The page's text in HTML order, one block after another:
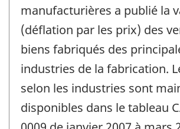
-
manufacturières a publié la
(déflation par les prix) des
biens fabriqués des
industries de la fabrication.
selon les industries sont
disponibles dans le tableau